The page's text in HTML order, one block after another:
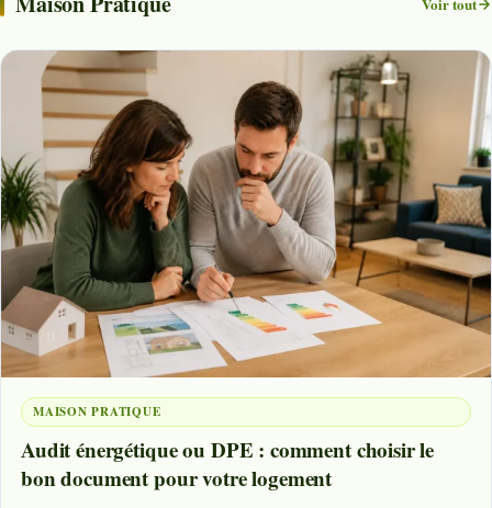
MAISON PRATIQUE
Audit énergétique ou DPE : comment choisir le
bon document pour votre logement